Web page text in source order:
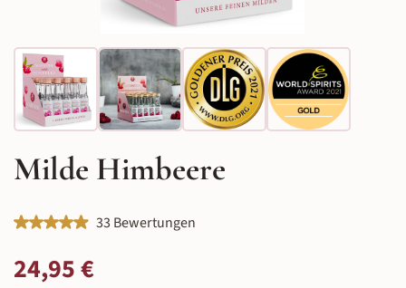
Milde Himbeere
Durchschnittliche Bewertung von 4.88 von 5 Sternen
33 Bewertungen
Regulärer Preis:
24,95 €